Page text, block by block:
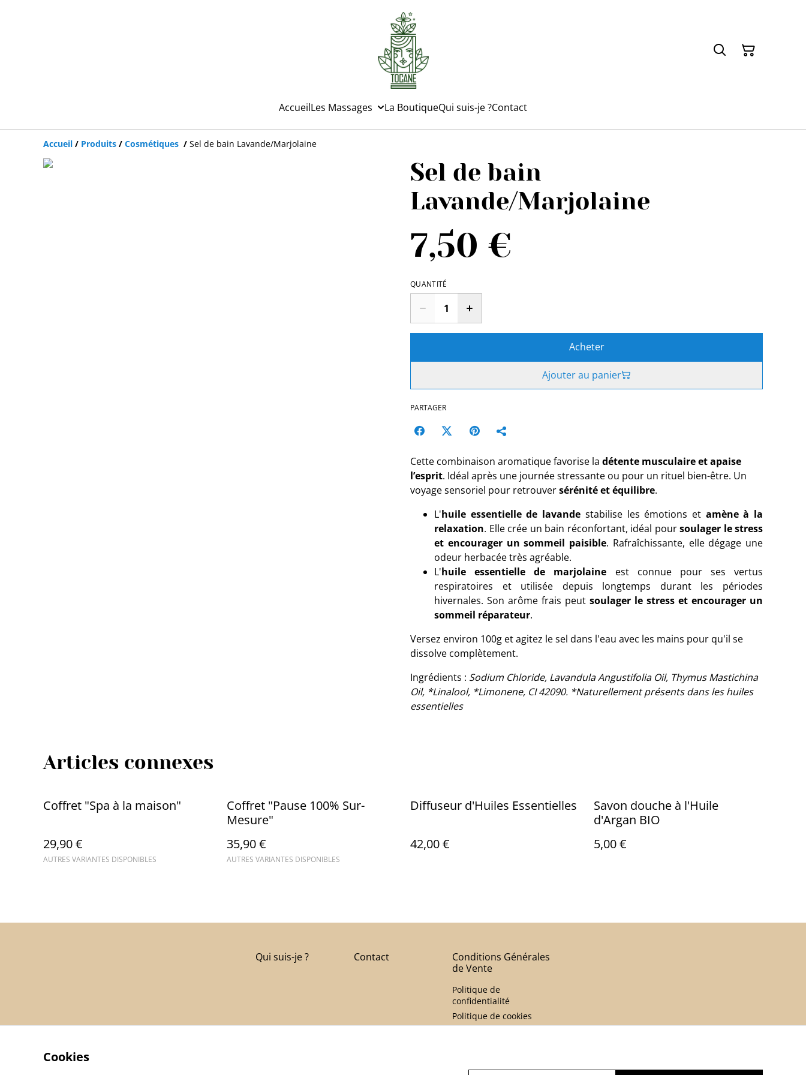
AccueilLes Massages La BoutiqueQui suis-je ?Contact
Accueil / Produits / Cosmétiques / Sel de bain Lavande/Marjolaine
Sel de bain
Lavande/Marjolaine
7,50 €
QUANTITÉ
Acheter
Ajouter au panier
PARTAGER
Cette combinaison aromatique favorise la détente musculaire et apaise
l’esprit. Idéal après une journée stressante ou pour un rituel bien-être. Un
voyage sensoriel pour retrouversérénité et équilibre.
L'huile essentielle de lavande stabilise les émotions et amène à la
relaxation. Elle crée un bain réconfortant, idéal poursoulager le stress
et encourager un sommeil paisible. Rafraîchissante, elle dégage une
odeur herbacée très agréable.
L'huile essentielle de marjolaine est connue pour ses vertus
respiratoires et utilisée depuis longtemps durant les périodes
hivernales. Son arôme frais peut soulager le stress et encourager un
sommeil réparateur.
Versez environ 100g et agitez le sel dans l'eau avec les mains pour qu'il se
dissolve complètement.
Ingrédients : Sodium Chloride, Lavandula Angustifolia Oil, Thymus Mastichina
Oil, *Linalool, *Limonene, CI 42090. *Naturellement présents dans les huiles
essentielles
Articles connexes
Coffret "Spa à la maison"
29,90 €
AUTRES VARIANTES DISPONIBLES
Coffret "Pause 100% Sur-
Mesure"
35,90 €
AUTRES VARIANTES DISPONIBLES
Diffuseur d'Huiles Essentielles
42,00 €
Savon douche à l'Huile
d'Argan BIO
5,00 €
Qui suis-je ? Contact
Conditions Générales
de Vente
Politique de
confidentialité
Politique de cookies
Cookies